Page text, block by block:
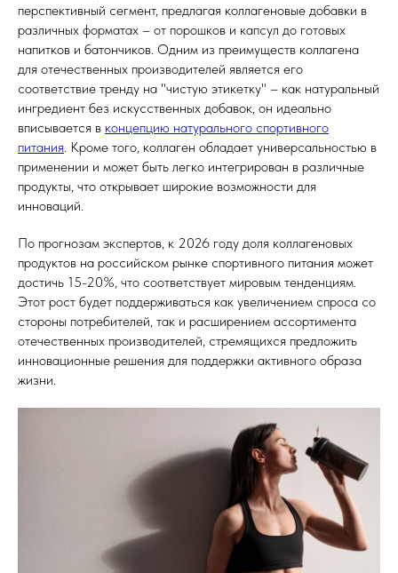
перспективный сегмент, предлагая коллагеновые добавки в
различных форматах – от порошков и капсул до готовых
напитков и батончиков. Одним из преимуществ коллагена
для отечественных производителей является его
соответствие тренду на "чистую этикетку" – как натуральный
ингредиент без искусственных добавок, он идеально
вписывается в концепцию натурального спортивного
питания. Кроме того, коллаген обладает универсальностью в
применении и может быть легко интегрирован в различные
продукты, что открывает широкие возможности для
инноваций.
По прогнозам экспертов, к 2026 году доля коллагеновых
продуктов на российском рынке спортивного питания может
достичь 15-20%, что соответствует мировым тенденциям.
Этот рост будет поддерживаться как увеличением спроса со
стороны потребителей, так и расширением ассортимента
отечественных производителей, стремящихся предложить
инновационные решения для поддержки активного образа
жизни.